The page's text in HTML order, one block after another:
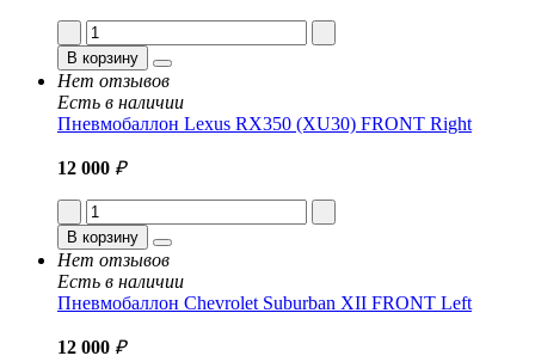
В корзину
Нет отзывов
Есть в наличии
Пневмобаллон Lexus RX350 (XU30) FRONT Right
12 000 ₽
В корзину
Нет отзывов
Есть в наличии
Пневмобаллон Chevrolet Suburban XII FRONT Left
12 000 ₽